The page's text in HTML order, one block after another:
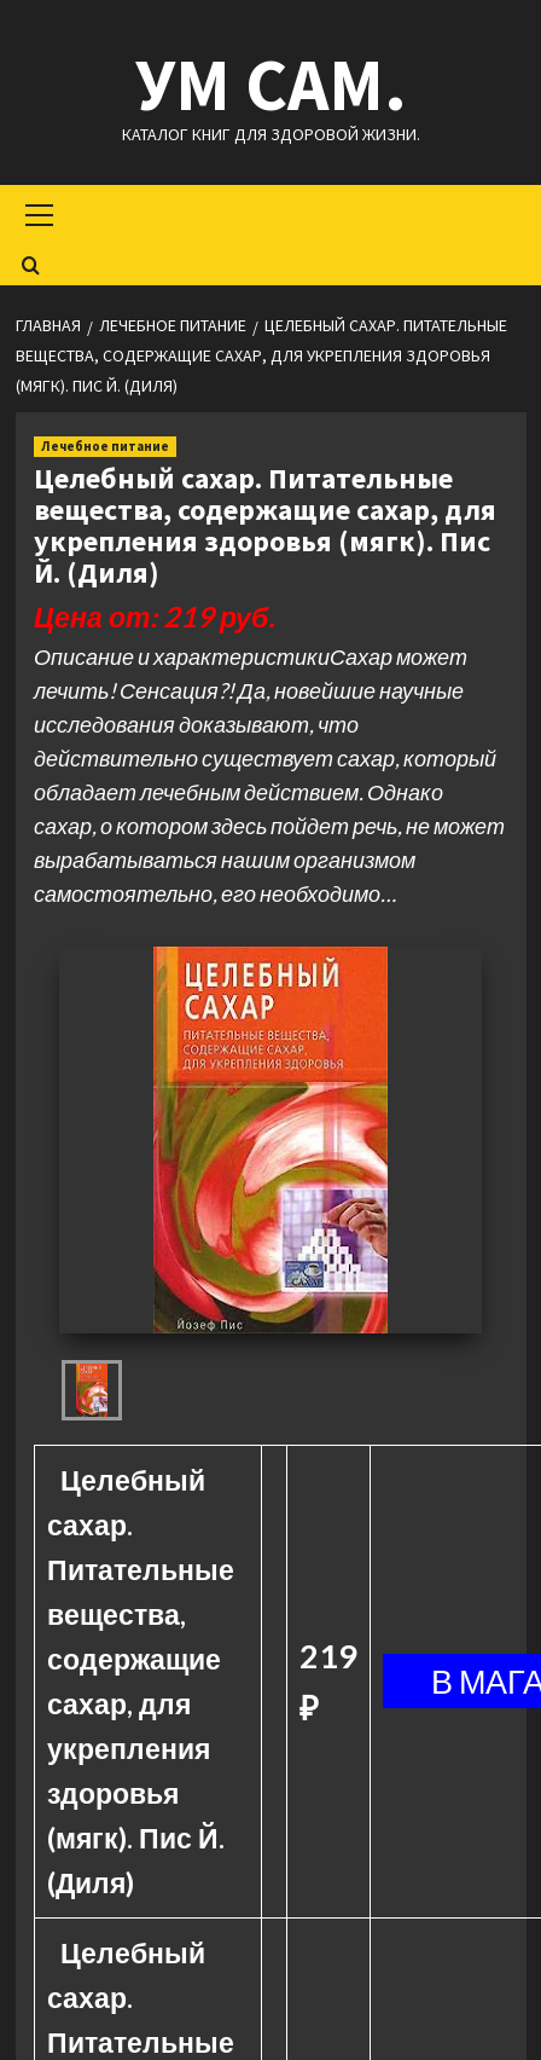
УМ САМ.
КАТАЛОГ КНИГ ДЛЯ ЗДОРОВОЙ ЖИЗНИ.
меню
ГЛАВНАЯ ЛЕЧЕБНОЕ ПИТАНИЕ
ЦЕЛЕБНЫЙ САХАР. ПИТАТЕЛЬНЫЕ
ВЕЩЕСТВА, СОДЕРЖАЩИЕ САХАР, ДЛЯ УКРЕПЛЕНИЯ ЗДОРОВЬЯ
(МЯГК). ПИС Й. (ДИЛЯ)
Лечебное питание
Целебный сахар. Питательные
вещества, содержащие сахар, для
укрепления здоровья (мягк). Пис
Й. (Диля)
Цена от: 219 руб.
Описание и характеристикиСахар может
лечить! Сенсация?! Да, новейшие научные
исследования доказывают, что
действительно существует сахар, который
обладает лечебным действием. Однако
сахар, о котором здесь пойдет речь, не может
вырабатываться нашим организмом
самостоятельно, его необходимо…
Целебный
сахар.
Питательные
вещества,
содержащие
сахар, для
укрепления
здоровья
(мягк). Пис Й.
(Диля)
219
₽
Целебный
сахар.
Питательные